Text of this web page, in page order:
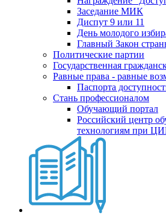
Заседание МИК
Диспут 9 или 11
День молодого
Главный Закон
Политические партии
Государственная
Равные права - равные
Паспорта
Стань профессионалом
Обучающий портал
Российский центр
технологиям при